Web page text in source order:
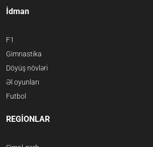
İdman
F1
Gimnastika
Döyüş növləri
Əl oyunları
Futbol
REGİONLAR